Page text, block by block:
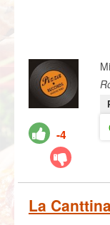
-4
La Canttina